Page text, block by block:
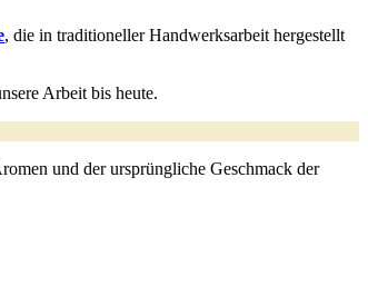
, die in traditioneller Handwerksarbeit hergestellt
Arbeit bis heute.
und der ursprüngliche Geschmack der